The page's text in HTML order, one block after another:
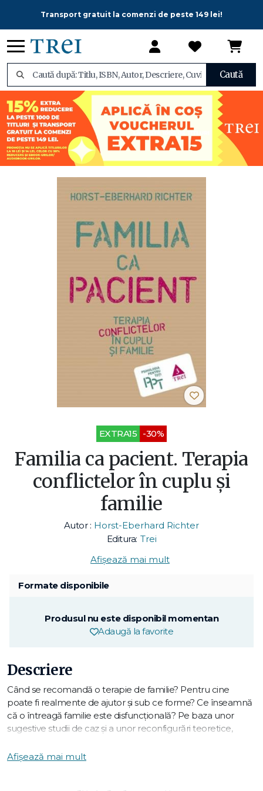
Transport gratuit la comenzi de peste 149 lei!
Caută
EXTRA15 -30%
Familia ca pacient. Terapia
conflictelor în cuplu și
familie
Autor : Horst-Eberhard Richter
Editura: Trei
Afișează mai mult
Formate disponibile
Produsul nu este disponibil momentan
Adaugă la favorite
Descriere
Când se recomandă o terapie de familie? Pentru cine
poate fi realmente de ajutor și sub ce forme? Ce înseamnă
că o întreagă familie este disfuncțională? Pe baza unor
sugestive studii de caz și a unor reconfigurări teoretice,
limitele terapiei de familie, plecând de la descrierea
Afișează mai mult